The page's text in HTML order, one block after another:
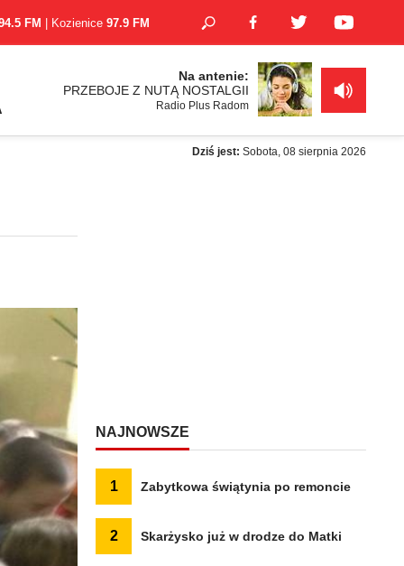
FM | Kozienice 97.9 FM
Na antenie:
PRZEBOJE Z NUTĄ NOSTALGII
Radio Plus Radom
Dziś jest: Sobota, 08 sierpnia 2026
NAJNOWSZE
1 Zabytkowa świątynia po remoncie
2 Skarżysko już w drodze do Matki